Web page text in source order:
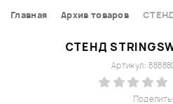
Главная Архив товаров СТЕНД
СТЕНД
Артикул: